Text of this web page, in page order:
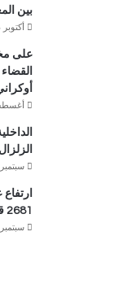
بين
أكتوبر 4, 2023
على
أغسطس
الزلزال
سبتمبر 9, 2023
2681 قتيل و 2501 جريح
سبتمبر 11, 2023